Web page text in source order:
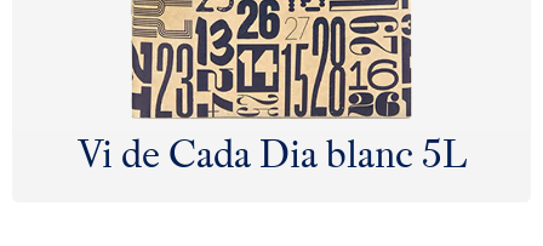
Vi de Cada Dia blanc 5L